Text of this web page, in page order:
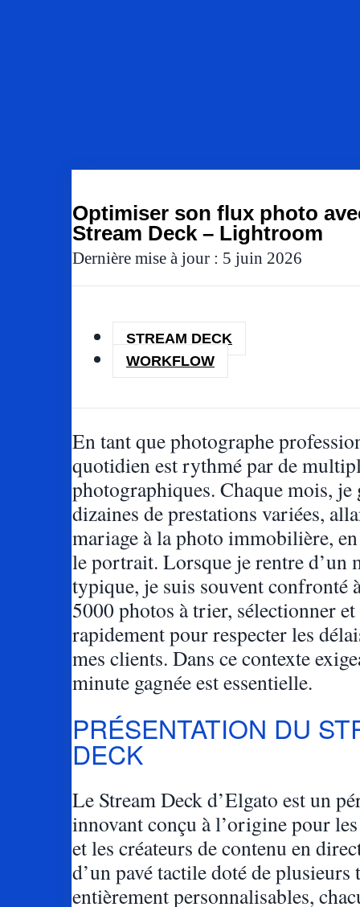
Optimiser son flux photo
Stream Deck – Lightroom
Dernière mise à jour : 5 juin 2026
STREAM DECK
WORKFLOW
En tant que photographe
quotidien est rythmé par de
photographiques. Chaque mois, je
dizaines de prestations variées,
mariage à la photo immobilière,
le portrait. Lorsque je rentre d’un
typique, je suis souvent confronté
5000 photos à trier, sélectionner
rapidement pour respecter les
mes clients. Dans ce contexte
minute gagnée est essentielle.
PRÉSENTATION DU
DECK
Le Stream Deck d’Elgato est un
innovant conçu à l’origine pour
et les créateurs de contenu en
d’un pavé tactile doté de plusieurs
entièrement personnalisables,